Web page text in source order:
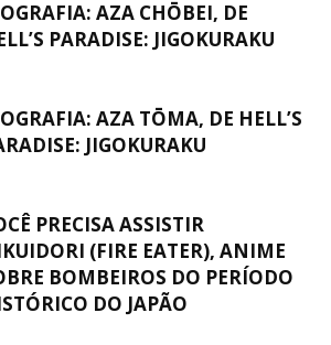
AZA CHŌBEI, DE
PARADISE: JIGOKURAKU
AZA TŌMA, DE HELL’S
JIGOKURAKU
PRECISA ASSISTIR
(FIRE EATER), ANIME
BOMBEIROS DO PERÍODO
DO JAPÃO